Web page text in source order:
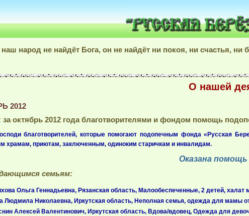
"Благотворительный фонд РУССКАЯ
народ не найдёт Бога, он не найдёт ни покоя, ни счастья, ни
О нашей
2012
за октябрь 2012 года благотворителями и фондом помощь
благотворителей, которые помогают подопечным фонда «Русская
храмам, приютам, заключенным, одиноким старичкам и инвалидам.
Оказана помощь
семьям:
Ольга Геннадьевна, Рязанская область, Малообеспеченные, 2 детей, халат
Людмила Николаевна, Иркутская область, Неполная семья, одежда для мамы
Алексей Валентинович, Иркутская область, Вдова/вдовец, Одежда для